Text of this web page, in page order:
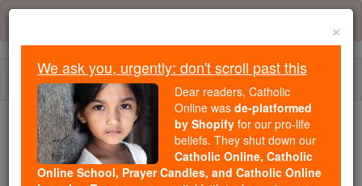
Skip
content
Because of You, 2.2 Million
Students Are Being Formed in the
×
We ask you, urgently: don't scroll past this
Dear readers, Catholic
Online was de-platformed
by Shopify for our pro-life
beliefs. They shut down our
Catholic Online, Catholic
Online School, Prayer Candles, and Catholic Online